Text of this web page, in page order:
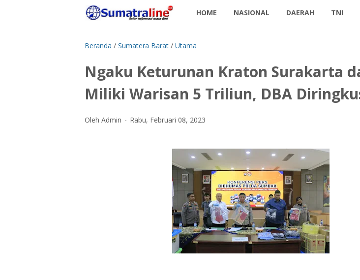
HOME NASIONAL DAERAH TNI
Beranda / Sumatera Barat / Utama
Ngaku Keturunan Kraton Surakarta
Miliki Warisan 5 Triliun, DBA
Oleh Admin Rabu, Februari 08, 2023